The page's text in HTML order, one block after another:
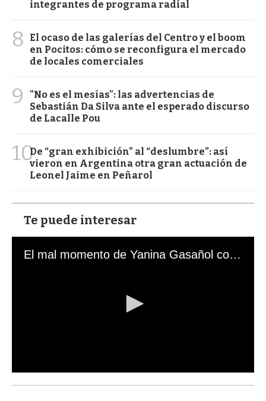
integrantes de programa radial
8
El ocaso de las galerías del Centro y el boom
en Pocitos: cómo se reconfigura el mercado
de locales comerciales
9
"No es el mesías": las advertencias de
Sebastián Da Silva ante el esperado discurso
de Lacalle Pou
10De “gran exhibición” al “deslumbre”: así
vieron en Argentina otra gran actuación de
Leonel Jaime en Peñarol
Te puede interesar
El mal momento de Yanina Gasañol con un hincha argentino en "Subrayado"
s